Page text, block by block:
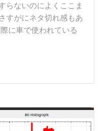
らないのによくここま
すがにネタ切れ感もあ
に車で使われている